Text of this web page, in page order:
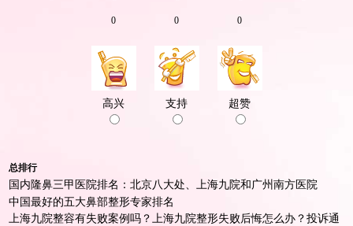
0
高兴
0
支持
0
超赞
总排行
国内隆鼻三甲医院排名：北京八大处、上海九院和广州南方医院
中国最好的五大鼻部整形专家排名
上海九院整容有失败案例吗？上海九院整形失败后悔怎么办？投诉通